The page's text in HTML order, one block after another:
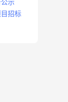
示
招标